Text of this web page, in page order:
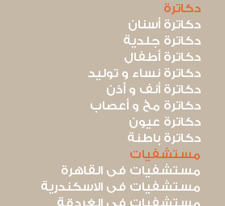
دكاترة
دكاترة أسنان
دكاترة جلدية
دكاترة أطفال
دكاترة نساء و توليد
دكاترة أنف و أذن
دكاترة مخ و أعصاب
دكاترة عيون
دكاترة باطنة
مستشفيات
مستشفيات فى القاهرة
مستشفيات فى الاسكندرية
مستشفيات فى الغردقة